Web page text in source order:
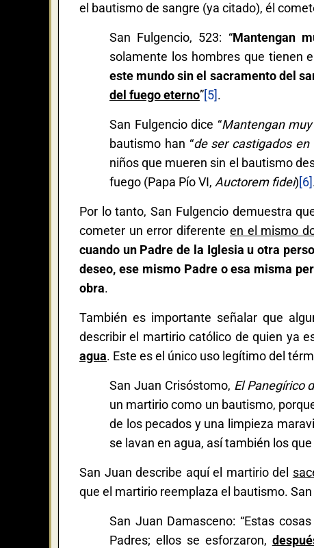
el bautismo de sangre (ya citado), él
San Fulgencio, 523: “Mantengan
solamente los hombres que tienen
este mundo sin el sacramento del
del fuego eterno”[5].
San Fulgencio dice “Mantengan
bautismo han “de ser castigados
niños que mueren sin el bautismo
fuego (Papa Pío VI, Auctorem fidei)[6]
Por lo tanto, San Fulgencio demuestra
cometer un error diferente en el mismo
cuando un Padre de la Iglesia u otra
deseo, ese mismo Padre o esa misma
obra.
También es importante señalar que
describir el martirio católico de quien ya
agua. Este es el único uso legítimo del
San Juan Crisóstomo, El Panegírico
un martirio como un bautismo,
de los pecados y una limpieza
se lavan en agua, así también los
San Juan describe aquí el martirio del
que el martirio reemplaza el bautismo.
San Juan Damasceno: “Estas
Padres; ellos se esforzaron,